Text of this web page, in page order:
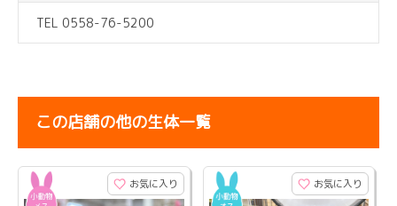
TEL 0558-76-5200
この店舗の他の生体一覧
お気に入り お気に入り